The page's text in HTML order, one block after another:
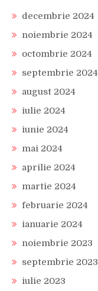
decembrie 2024
noiembrie 2024
octombrie 2024
septembrie 2024
august 2024
iulie 2024
iunie 2024
mai 2024
aprilie 2024
martie 2024
februarie 2024
ianuarie 2024
noiembrie 2023
septembrie 2023
iulie 2023